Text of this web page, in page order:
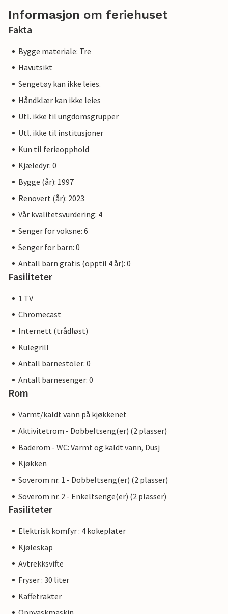
Informasjon om feriehuset
Fakta
Bygge materiale: Tre
Havutsikt
Sengetøy kan ikke leies.
Håndklær kan ikke leies
Utl. ikke til ungdomsgrupper
Utl. ikke til institusjoner
Kun til ferieopphold
Kjæledyr: 0
Bygge (år): 1997
Renovert (år): 2023
Vår kvalitetsvurdering: 4
Senger for voksne: 6
Senger for barn: 0
Antall barn gratis (opptil 4 år): 0
Fasiliteter
1 TV
Chromecast
Internett (trådløst)
Kulegrill
Antall barnestoler: 0
Antall barnesenger: 0
Rom
Varmt/kaldt vann på kjøkkenet
Aktivitetrom - Dobbeltseng(er) (2 plasser)
Baderom - WC: Varmt og kaldt vann, Dusj
Kjøkken
Soverom nr. 1 - Dobbeltseng(er) (2 plasser)
Soverom nr. 2 - Enkeltsenge(er) (2 plasser)
Fasiliteter
Elektrisk komfyr : 4 kokeplater
Kjøleskap
Avtrekksvifte
Fryser : 30 liter
Kaffetrakter